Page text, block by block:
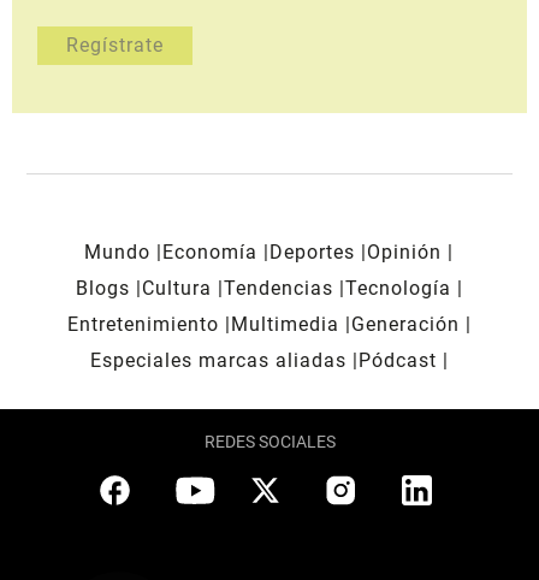
Mundo Economía Deportes
Opinión
Blogs
Cultura Tendencias Tecnología
Entretenimiento
Multimedia
Generación
Especiales marcas aliadas
Pódcast
REDES SOCIALES